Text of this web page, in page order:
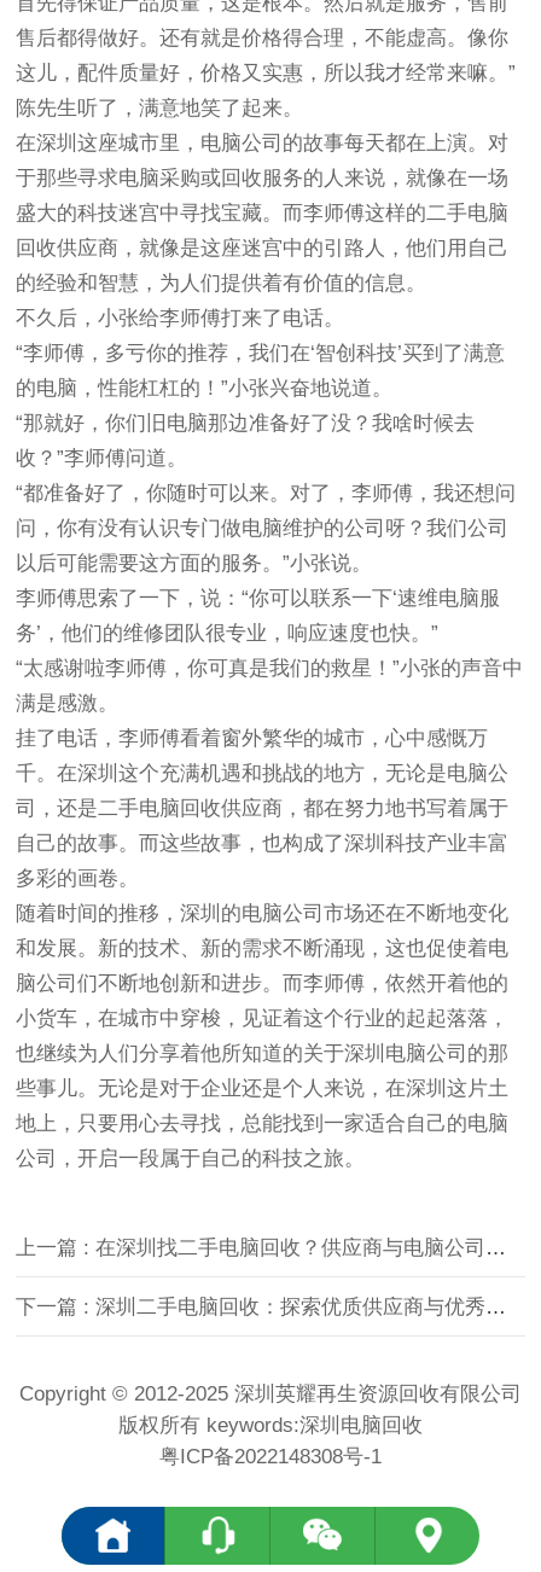
售后都得做好。还有就是价格得合理，不能虚高。像你
这儿，配件质量好，价格又实惠，所以我才经常来嘛。”
陈先生听了，满意地笑了起来。
在深圳这座城市里，电脑公司的故事每天都在上演。对
于那些寻求电脑采购或回收服务的人来说，就像在一场
盛大的科技迷宫中寻找宝藏。而李师傅这样的二手电脑
回收供应商，就像是这座迷宫中的引路人，他们用自己
的经验和智慧，为人们提供着有价值的信息。
不久后，小张给李师傅打来了电话。
“李师傅，多亏你的推荐，我们在‘智创科技’买到了满意
的电脑，性能杠杠的！”小张兴奋地说道。
“那就好，你们旧电脑那边准备好了没？我啥时候去
收？”李师傅问道。
“都准备好了，你随时可以来。对了，李师傅，我还想问
问，你有没有认识专门做电脑维护的公司呀？我们公司
以后可能需要这方面的服务。”小张说。
李师傅思索了一下，说：“你可以联系一下‘速维电脑服
务’，他们的维修团队很专业，响应速度也快。”
“太感谢啦李师傅，你可真是我们的救星！”小张的声音中
满是感激。
挂了电话，李师傅看着窗外繁华的城市，心中感慨万
千。在深圳这个充满机遇和挑战的地方，无论是电脑公
司，还是二手电脑回收供应商，都在努力地书写着属于
自己的故事。而这些故事，也构成了深圳科技产业丰富
多彩的画卷。
随着时间的推移，深圳的电脑公司市场还在不断地变化
和发展。新的技术、新的需求不断涌现，这也促使着电
脑公司们不断地创新和进步。而李师傅，依然开着他的
小货车，在城市中穿梭，见证着这个行业的起起落落，
也继续为人们分享着他所知道的关于深圳电脑公司的那
些事儿。无论是对于企业还是个人来说，在深圳这片土
地上，只要用心去寻找，总能找到一家适合自己的电脑
公司，开启一段属于自己的科技之旅。
上一篇 : 在深圳找二手电脑回收？供应商与电脑公司全推荐
下一篇 : 深圳二手电脑回收：探索优质供应商与优秀电脑公司
Copyright © 2012-2025 深圳英耀再生资源回收有限公司
版权所有 keywords:深圳电脑回收
粤ICP备2022148308号-1